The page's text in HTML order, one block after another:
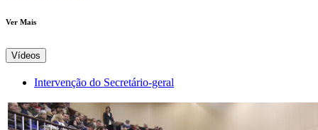
Ver Mais
Vídeos
Intervenção do Secretário-geral